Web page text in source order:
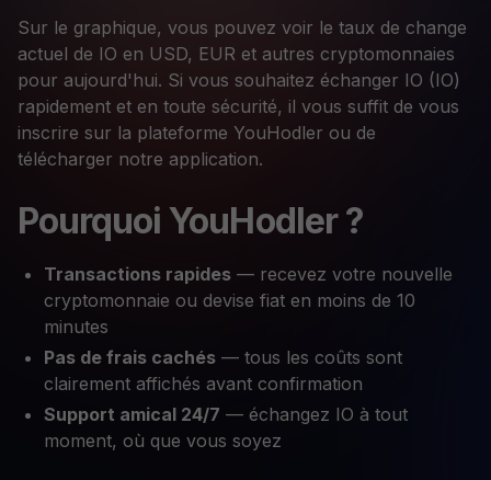
Sur le graphique, vous pouvez voir le taux de change
actuel de IO en USD, EUR et autres cryptomonnaies
pour aujourd'hui. Si vous souhaitez échanger IO (IO)
rapidement et en toute sécurité, il vous suffit de vous
inscrire sur la plateforme YouHodler ou de
télécharger notre application.
Pourquoi YouHodler ?
Transactions rapides — recevez votre nouvelle
cryptomonnaie ou devise fiat en moins de 10
minutes
Pas de frais cachés — tous les coûts sont
clairement affichés avant confirmation
Support amical 24/7 — échangez IO à tout
moment, où que vous soyez